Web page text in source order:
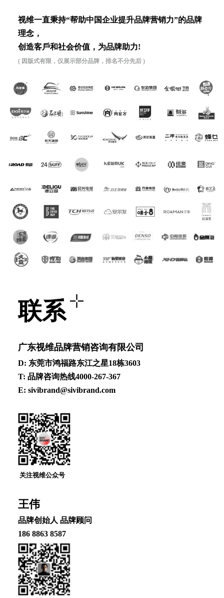
视维⼀直秉持“帮助中国企业提升品牌营销⼒”的品牌
理念，
创造客⼾和社会价值，为品牌助⼒!
( 因版式有限，仅展示部分品牌，排名不分先后 )
联系
⼴东视维品牌营销咨询有限公司
D: 东莞市鸿福路东江之星18栋3603
T: 品牌咨询热线4000-267-367
E: sivibrand@sivibrand.com
关注视维公众号
王伟
品牌创始⼈ 品牌顾问
186 8863 8587